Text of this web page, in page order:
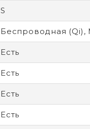
S
Беспроводная (Qi),
Есть
Есть
Есть
Есть